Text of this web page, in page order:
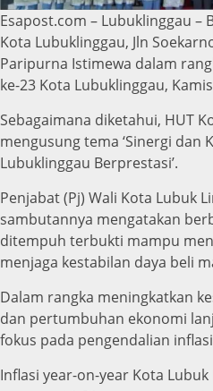
Esapost.com – Lubuklinggau –
Kota Lubuklinggau, Jln
Paripurna Istimewa dalam
ke-23 Kota Lubuklinggau,
Sebagaimana diketahui, HUT
mengusung tema ‘Sinergi dan
Lubuklinggau Berprestasi’.
Penjabat (Pj) Wali Kota Lubuk
sambutannya mengatakan
ditempuh terbukti mampu
menjaga kestabilan daya beli
Dalam rangka meningkatkan
dan pertumbuhan ekonomi
fokus pada pengendalian
Inflasi year-on-year Kota